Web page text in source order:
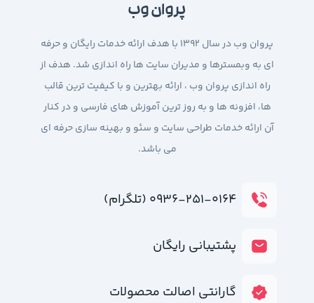
پروان وب
پروان وب در سال 1392 با هدف ارائه خدمات رایگان و حرفه
ای به وبمسترها و مدیران سایت ها راه اندازی شد. هدف از
راه اندازی پروان وب ، ارائه بهترین و با کیفیت ترین قالب
ها، افزونه ها و به روز ترین آموزش های فارسی و در کنار
آن ارائه خدمات طراحی سایت و سئو و بهینه سازی حرفه ای
می باشد.
۰۹۳۶-۲۵۱-۰۱۶۴ (تلگرام)
پشتیبانی رایگان
گارانتی اصالت محصولات